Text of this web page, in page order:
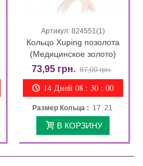
Артикул: 824551(1)
Кольцо Xuping позолота
(Медицинское золото)
73,95 грн. 87,00 грн.
14 Дней 08 : 29 : 58
Размер Кольца : 17 21
В КОРЗИНУ